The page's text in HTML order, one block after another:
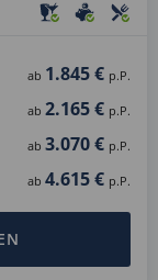
ab 1.845 € p.P.
ab 2.165 € p.P.
ab 3.070 € p.P.
ab 4.615 € p.P.